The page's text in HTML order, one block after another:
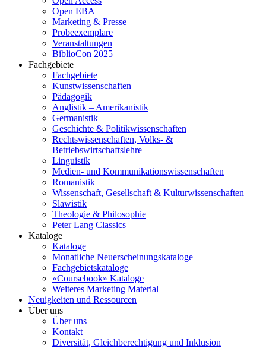
Open EBA
Marketing & Presse
Probeexemplare
Veranstaltungen
BiblioCon 2025
Fachgebiete
Fachgebiete
Kunstwissenschaften
Pädagogik
Anglistik – Amerikanistik
Germanistik
Geschichte & Politikwissenschaften
Rechtswissenschaften, Volks- &
Betriebswirtschaftslehre
Linguistik
Medien- und Kommunikationswissenschaften
Romanistik
Wissenschaft, Gesellschaft & Kulturwissenschaften
Slawistik
Theologie & Philosophie
Peter Lang Classics
Kataloge
Kataloge
Monatliche Neuerscheinungskataloge
Fachgebietskataloge
«Coursebook» Kataloge
Weiteres Marketing Material
Neuigkeiten und Ressourcen
Über uns
Über uns
Kontakt
Diversität, Gleichberechtigung und Inklusion